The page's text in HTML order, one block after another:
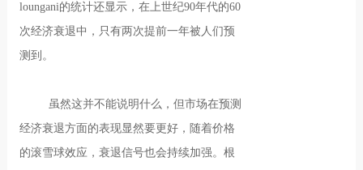
loungani的统计还显示，在上世纪90年代的60
次经济衰退中，只有两次提前一年被人们预
测到。
虽然这并不能说明什么，但市场在预测
经济衰退方面的表现显然要更好，随着价格
的滚雪球效应，衰退信号也会持续加强。根